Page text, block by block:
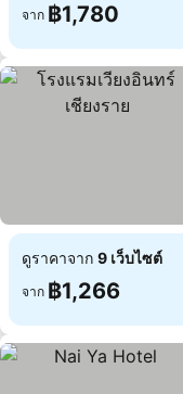
จาก ฿1,780
ดูราคาจาก 9 เว็บไซต์
จาก ฿1,266